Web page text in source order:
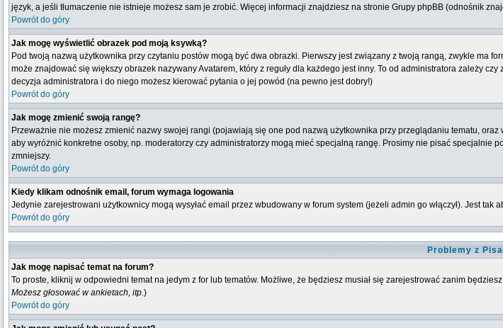
język, a jeśli tłumaczenie nie istnieje możesz sam je zrobić. Więcej informacji znajdziesz na stronie Grupy phpBB (odnośnik
Powrót do góry
Jak mogę wyświetlić obrazek pod moją ksywką?
Pod twoją nazwą użytkownika przy czytaniu postów mogą być dwa obrazki. Pierwszy jest związany z twoją rangą, zwykle ma
może znajdować się większy obrazek nazywany Avatarem, który z reguły dla każdego jest inny. To od administratora zależy
decyzja administratora i do niego możesz kierować pytania o jej powód (na pewno jest dobry!)
Powrót do góry
Jak mogę zmienić swoją rangę?
Przeważnie nie możesz zmienić nazwy swojej rangi (pojawiają się one pod nazwą użytkownika przy przeglądaniu tematu,
aby wyróżnić konkretne osoby, np. moderatorzy czy administratorzy mogą mieć specjalną rangę. Prosimy nie pisać
zmniejszy.
Powrót do góry
Kiedy klikam odnośnik email, forum wymaga logowania
Jedynie zarejestrowani użytkownicy mogą wysyłać email przez wbudowany w forum system (jeżeli admin go włączył). Jest
Powrót do góry
Problemy z
Jak mogę napisać temat na forum?
To proste, kliknij w odpowiedni temat na jedym z for lub tematów. Możliwe, że będziesz musiał się zarejestrować zanim
Możesz głosować w ankietach, itp.)
Powrót do góry